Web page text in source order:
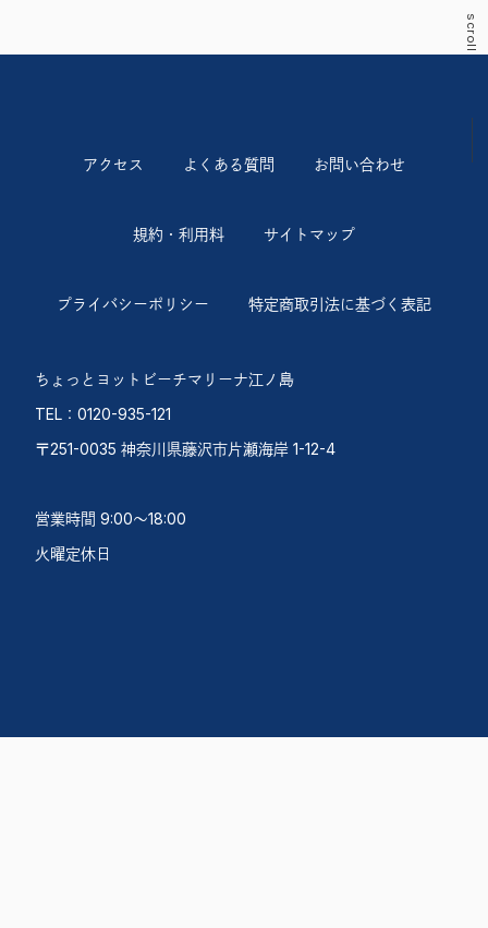
scroll
アクセス よくある質問 お問い合わせ
規約・利用料 サイトマップ
プライバシーポリシー 特定商取引法に基づく表記
ちょっとヨットビーチマリーナ江ノ島
TEL：0120-935-121
〒251-0035 神奈川県藤沢市片瀬海岸 1-12-4
営業時間 9:00〜18:00
火曜定休日